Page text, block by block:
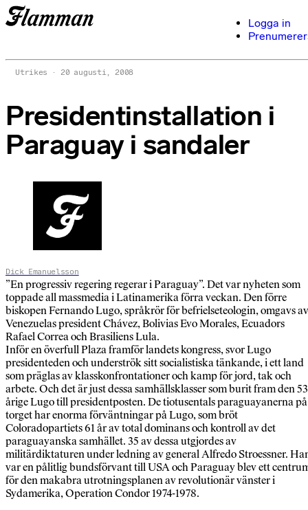
Logga in
Utrikes 20 augusti, 2008
Presidentinstallation i
Paraguay i sandaler
Dick Emanuelsson
”En progressiv regering regerar i Paraguay”. Det var nyheten som
toppade all massmedia i Latinamerika förra veckan. Den förre
biskopen Fernando Lugo, språkrör för befrielseteologin, omgavs av
Venezuelas president Chávez, Bolivias Evo Morales, Ecuadors
Rafael Correa och Brasiliens Lula.
Inför en överfull Plaza framför landets kongress, svor Lugo
presidenteden och underströk sitt socialistiska tänkande, i ett land
som präglas av klasskonfrontationer och kamp för jord, tak och
arbete. Och det är just dessa samhällsklasser som burit fram den
årige Lugo till presidentposten. De tiotusentals paraguayanerna på
torget har enorma förväntningar på Lugo, som bröt
Coloradopartiets 61 år av total dominans och kontroll av det
paraguayanska samhället. 35 av dessa utgjordes av
militärdiktaturen under ledning av general Alfredo Stroessner.
var en pålitlig bundsförvant till USA och Paraguay blev ett
för den makabra utrotningsplanen av revolutionär vänster i
Sydamerika, Operation Condor 1974-1978.